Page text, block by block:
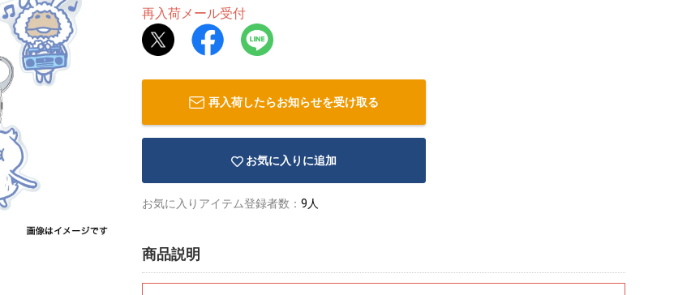
再入荷メール受付
再入荷したらお知らせを受け取る
お気に入りに追加
お気に入りアイテム登録者数： 9人
商品説明